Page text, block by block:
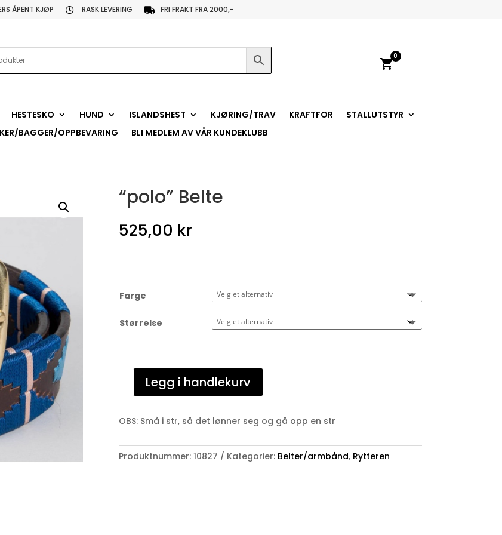
ÅPENT KJØP  RASK LEVERING  FRI FRAKT FRA 2000,-
shopping_cart
0
HESTESKO HUND ISLANDSHEST KJØRING/TRAV KRAFTFOR
STALLUTSTYR
BAGGER/OPPBEVARING BLI MEDLEM AV VÅR KUNDEKLUBB
“polo” Belte
525,00 kr
Farge
Størrelse
antall
Legg i handlekurv
OBS: Små i str, så det lønner seg og gå opp en str
Produktnummer: 10827 Kategorier: Belter/armbånd, Rytteren